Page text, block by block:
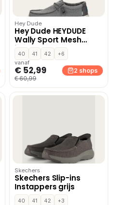
Hey Dude
Hey Dude HEYDUDE
Wally Sport Mesh
instapschoenen –
Grijs
40 41 42
+6
vanaf
€ 52,99
€ 60,99
2 shops
Skechers
Skechers Slip-ins
Instappers grijs
40 41 42
+3